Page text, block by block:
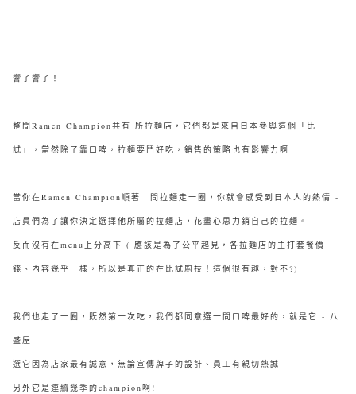
響了響了！
整間Ramen Champion共有 所拉麵店，它們都是來自日本參與這個「比
試」，當然除了靠口啤，拉麵要鬥好吃，銷售的策略也有影響力啊
當你在Ramen Champion順著 間拉麵走一圈，你就會感受到日本人的熱情 -
店員們為了讓你決定選擇他所屬的拉麵店，花盡心思力銷自己的拉麵。
反而沒有在menu上分高下 ( 應該是為了公平起見，各拉麵店的主打套餐價
錢、內容幾乎一樣，所以是真正的在比試廚技！這個很有趣，對不?)
我們也走了一圈，既然第一次吃，我們都同意選一間口啤最好的，就是它 - 八
盛屋
選它因為店家最有誠意，無論宣傳牌子的設計、員工有親切熱誠
另外它是連續幾季的champion啊!